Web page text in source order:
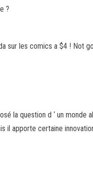
?
sur les comics a $4 ! Not
la question d ‘ un
il apporte certaine